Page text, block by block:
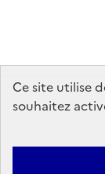
Ce site utilise
souhaitez